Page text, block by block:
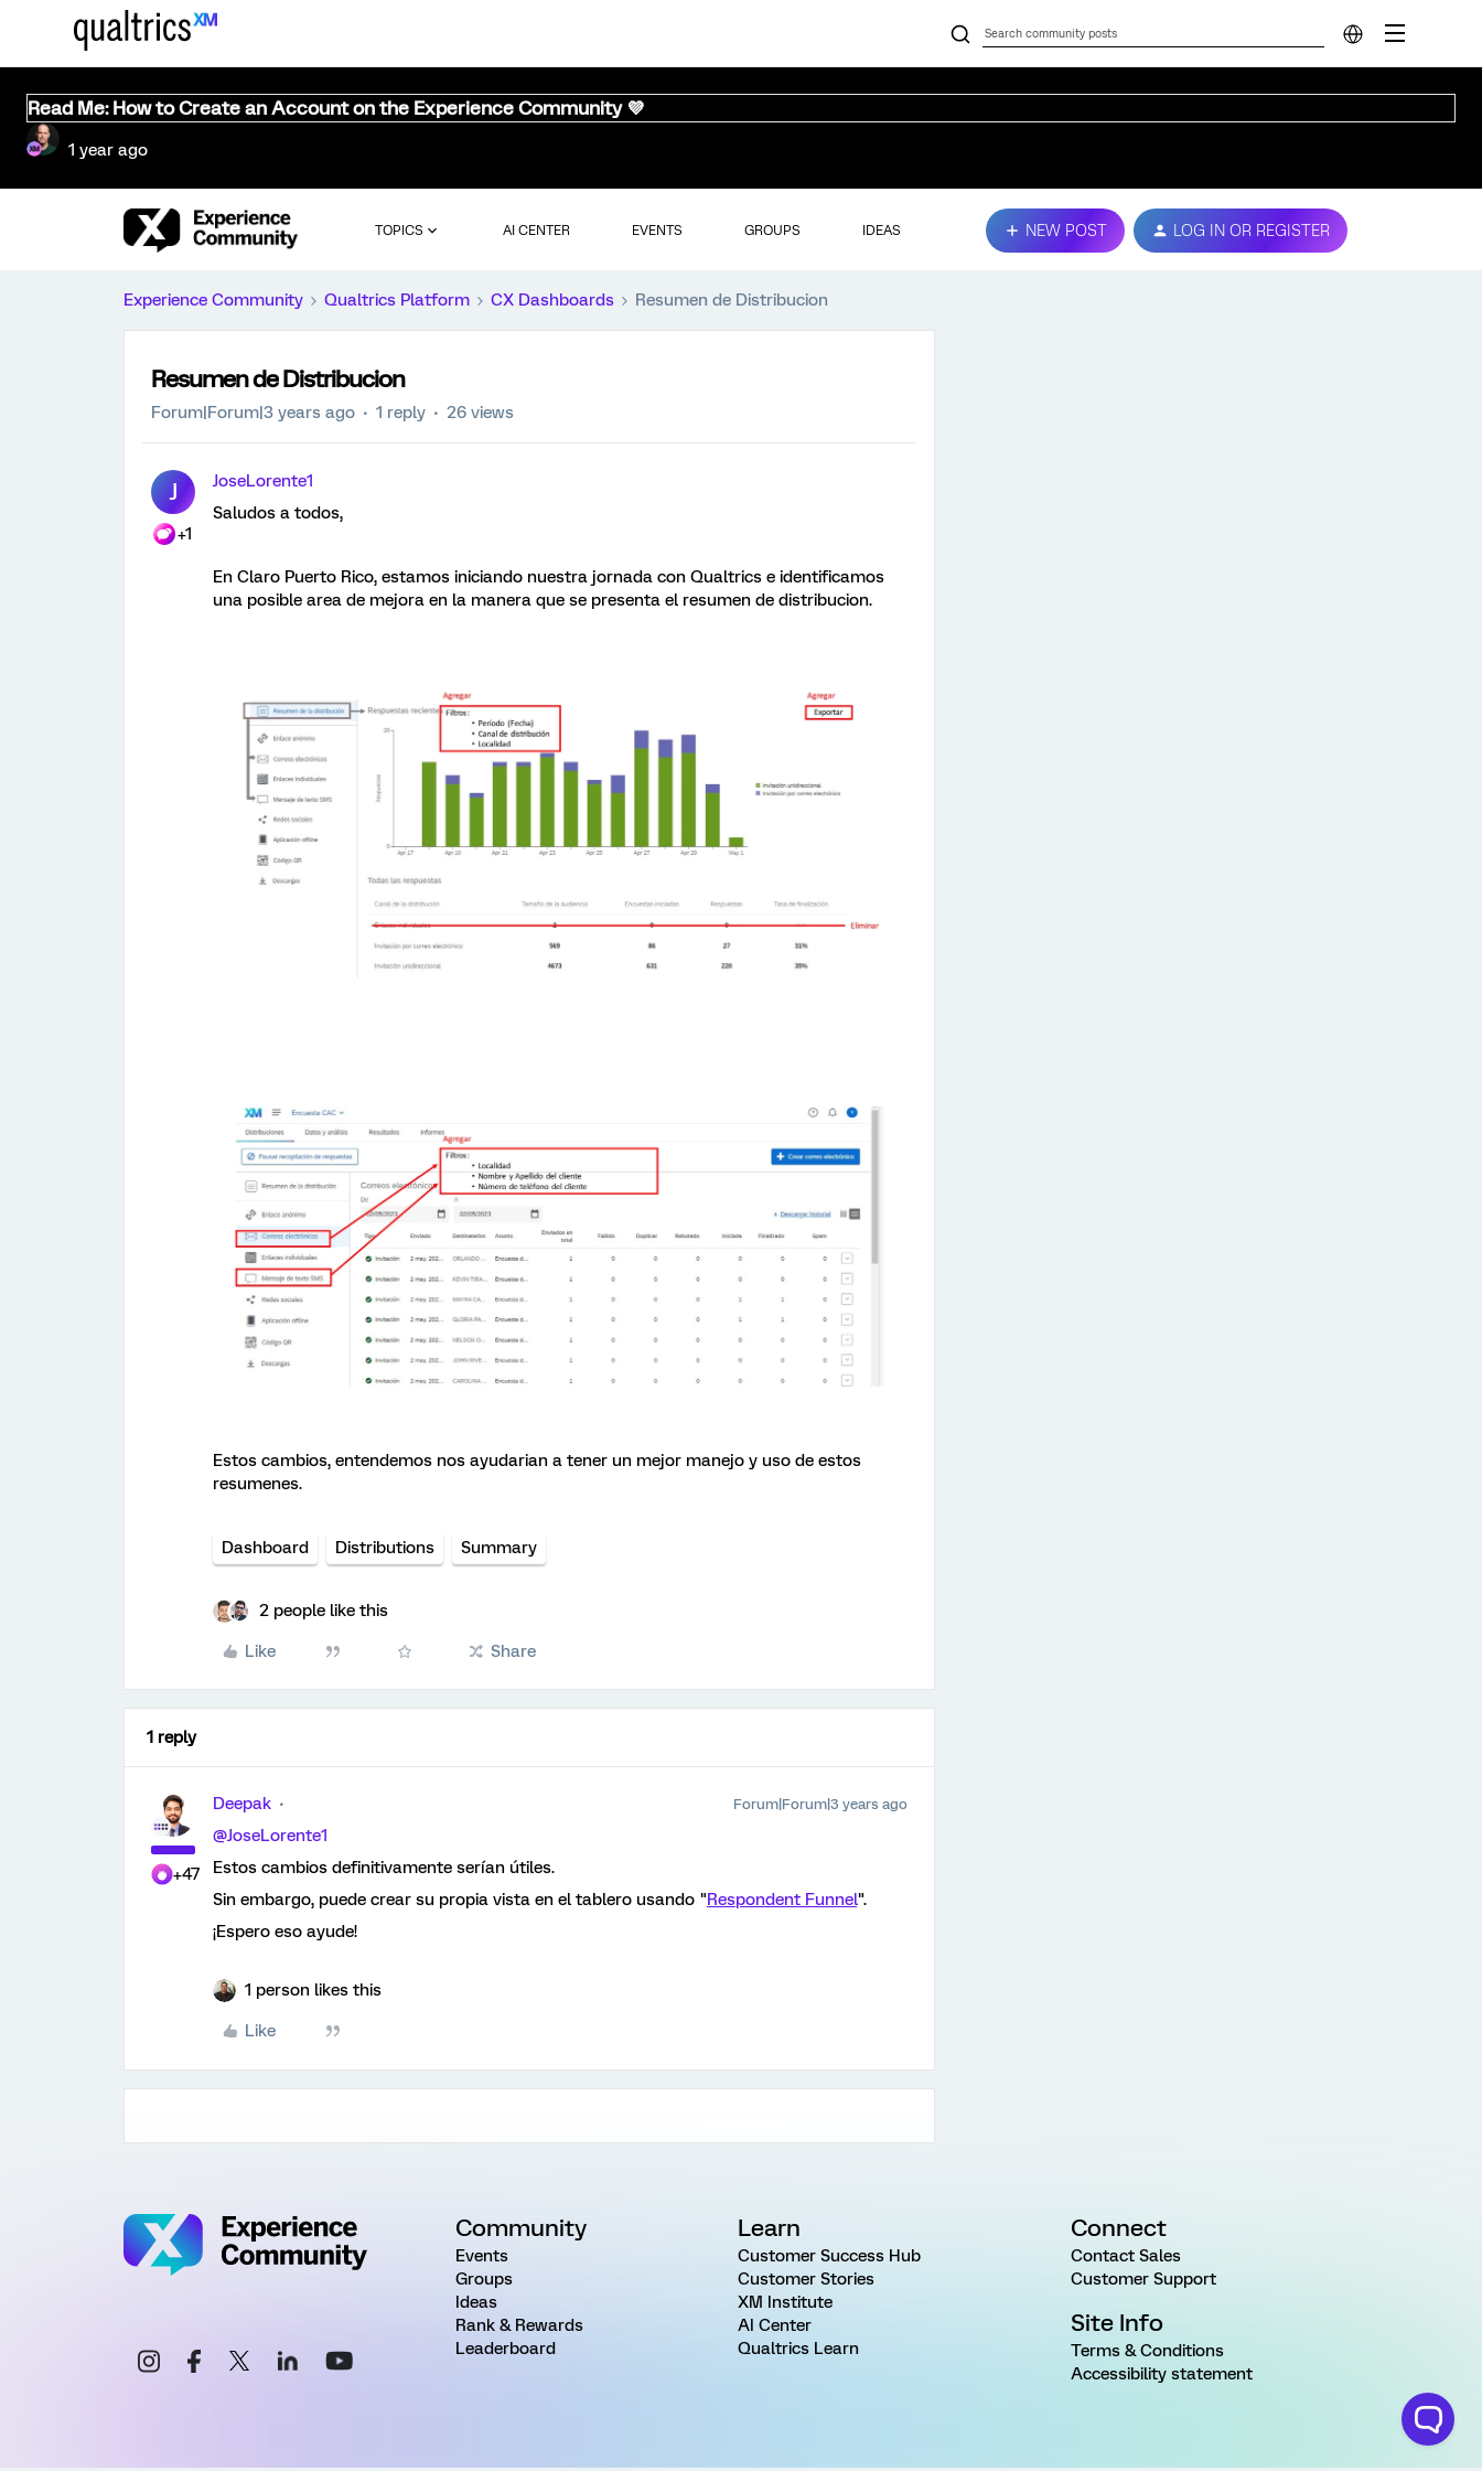
Read Me: How to Create an Account on the Experience Community 💜
1 year ago
TOPICS AI CENTER EVENTS GROUPS IDEAS NEW POST LOG IN OR REGISTER
Experience Community Qualtrics Platform CX Dashboards Resumen de Distribucion
Resumen de Distribucion
Forum|Forum|3 years ago 1 reply 26 views
J
+1
JoseLorente1
Saludos a todos,
En Claro Puerto Rico, estamos iniciando nuestra jornada con Qualtrics e identificamos
una posible area de mejora en la manera que se presenta el resumen de distribucion.
Estos cambios, entendemos nos ayudarian a tener un mejor manejo y uso de estos
resumenes.
Dashboard Distributions Summary
2 people like this
Like Share
1 reply
+47
Deepak Forum|Forum|3 years ago
@JoseLorente1
Estos cambios definitivamente serían útiles.
Sin embargo, puede crear su propia vista en el tablero usando "Respondent Funnel".
¡Espero eso ayude!
1 person likes this
Like
Community
Events
Groups
Ideas
Rank & Rewards
Leaderboard
Learn
Customer Success Hub
Customer Stories
XM Institute
AI Center
Qualtrics Learn
Connect
Contact Sales
Customer Support
Site Info
Terms & Conditions
Accessibility statement